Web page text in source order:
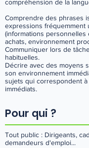
compréhension de la
Comprendre des phrases
expressions fréquemment
(informations personnelles
achats, environnement
Communiquer lors de
habituelles.
Décrire avec des moyens
son environnement
sujets qui correspondent
immédiats.
Pour qui ?
Tout public : Dirigeants,
demandeurs d'emploi...